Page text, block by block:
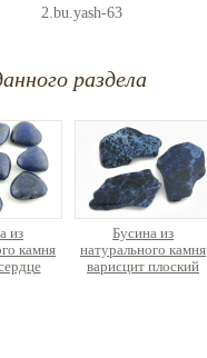
2.bu.yash-63
раздела
из
камня
Бусина из
натурального камня
варисцит плоский